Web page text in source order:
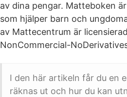
av dina pengar. Matteboken
som hjälper barn och
av Mattecentrum är
NonCommercial-
I den här artikeln får du en
räknas ut och hur du kan